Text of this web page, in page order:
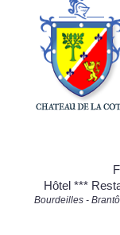
Hôtel ***
Bourdeilles -